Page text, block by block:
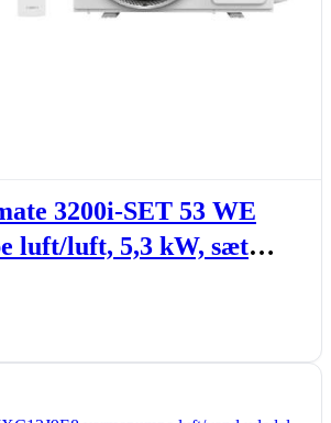
3200i-SET 53 WE
luft/luft, 5,3 kW, sæt
hvid